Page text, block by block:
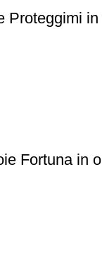
Proteggimi
Fortuna in